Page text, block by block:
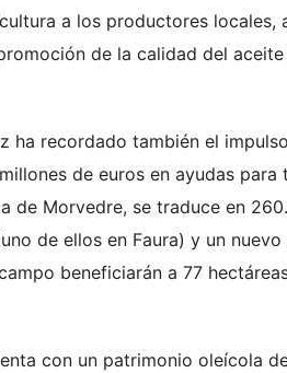
a los productores
de la calidad del
ha recordado también el
de euros en ayudas
de Morvedre, se traduce en
de ellos en Faura) y un
beneficiarán a 77
con un patrimonio oleícola